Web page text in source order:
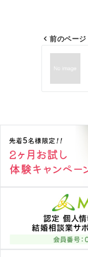
投
ナ
ゲ
ー
シ
ョ
前のページ